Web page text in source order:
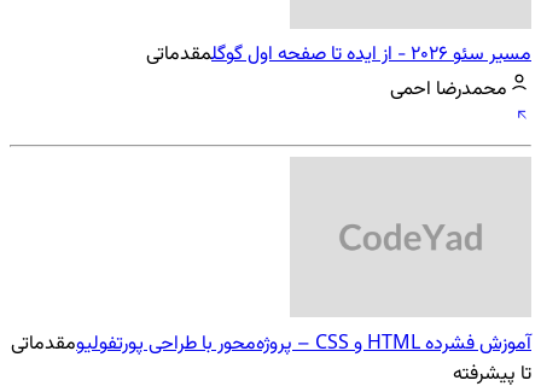
مسیر سئو 2026 - از ایده تا صفحه اول گوگل
مقدماتی
محمدرضا احمی
آموزش فشرده HTML و CSS – پروژه‌محور با طراحی پورتفولیو
مقدماتی
تا پیشرفته